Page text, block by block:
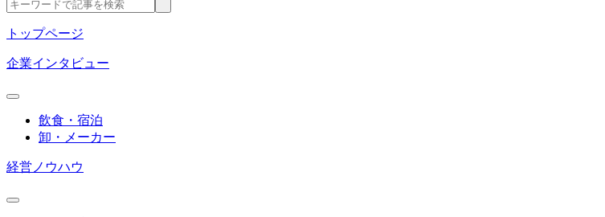
トップページ
企業インタビュー
飲食・宿泊
卸・メーカー
経営ノウハウ